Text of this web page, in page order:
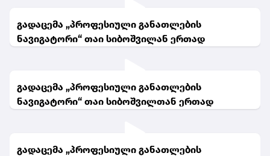
გადაცემა „პროფესიული განათლების
ნავიგატორი“ თაი სიბოშვილან ერთად
გადაცემა „პროფესიული განათლების
ნავიგატორი“ თაი სიბოშვილთან ერთად
გადაცემა „პროფესიული განათლების